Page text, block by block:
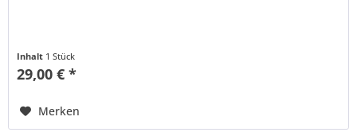
Inhalt 1 Stück
29,00 € *
Merken